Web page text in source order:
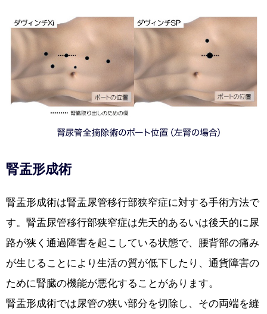
腎盂形成術
腎盂形成術は腎盂尿管移行部狭窄症に対する手術方法で
す。腎盂尿管移行部狭窄症は先天的あるいは後天的に尿
路が狭く通過障害を起こしている状態で、腰背部の痛み
が生じることにより生活の質が低下したり、通貨障害の
ために腎臓の機能が悪化することがあります。
腎盂形成術では尿管の狭い部分を切除し、その両端を縫